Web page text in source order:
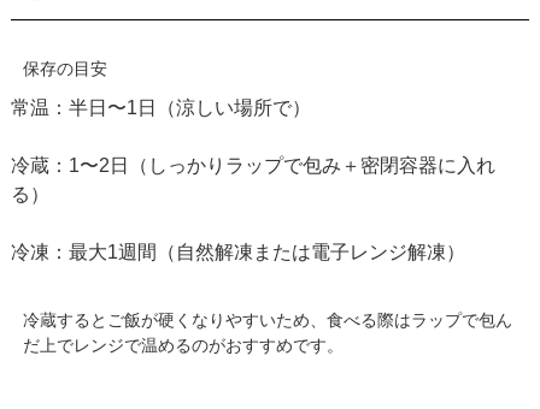
保存の目安
常温：半日〜1日（涼しい場所で）
冷蔵：1〜2日（しっかりラップで包み＋密閉容器に入れ
る）
冷凍：最大1週間（自然解凍または電子レンジ解凍）
冷蔵するとご飯が硬くなりやすいため、食べる際はラップで包ん
だ上でレンジで温めるのがおすすめです。